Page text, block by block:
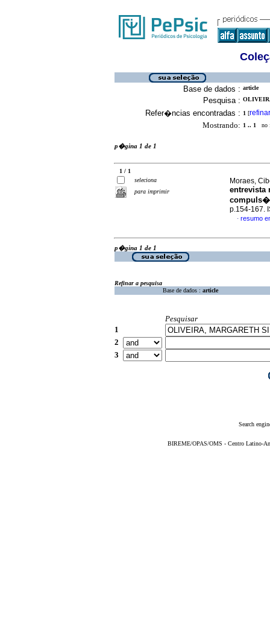
Base de dados : article
Pesquisa :
Refer�ncias encontradas : 1 [refinar
Mostrando: 1 .. 1 no
p�gina 1 de 1
1 / 1
seleciona
para imprimir
Moraes,
entrevista
p.154-167.
· resumo
p�gina 1 de 1
Refinar a pesquisa
Base de dados : article
Pesquisar
1
2
3
Search
BIREME/OPAS/OMS - Centro Latino-